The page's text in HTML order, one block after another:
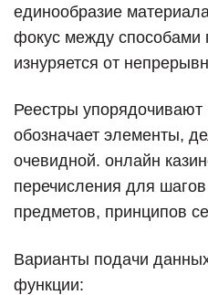
единообразие
фокус между способами
изнуряется от
Реестры
обозначает элементы,
очевидной. онлайн
перечисления для шагов
предметов, принципов
Варианты подачи
функции: